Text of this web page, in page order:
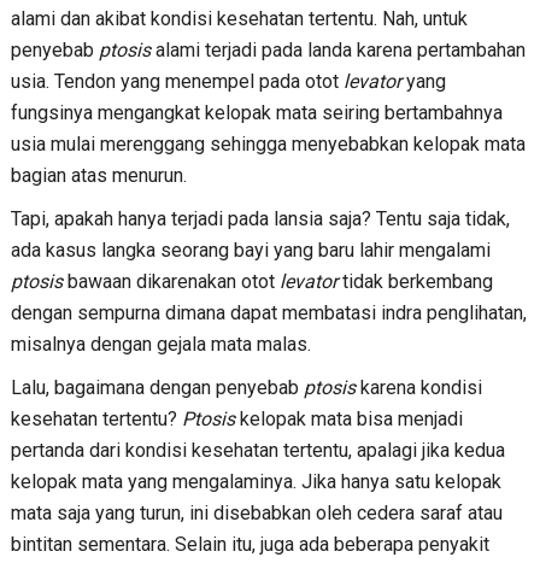
alami dan akibat kondisi kesehatan tertentu. Nah, untuk
penyebab ptosisalami terjadi pada landa karena pertambahan
usia. Tendon yang menempel pada otot levatoryang
fungsinya mengangkat kelopak mata seiring bertambahnya
usia mulai merenggang sehingga menyebabkan kelopak mata
bagian atas menurun.
Tapi, apakah hanya terjadi pada lansia saja? Tentu saja tidak,
ada kasus langka seorang bayi yang baru lahir mengalami
ptosisbawaan dikarenakan otot levatortidak berkembang
dengan sempurna dimana dapat membatasi indra penglihatan,
misalnya dengan gejala mata malas.
Lalu, bagaimana dengan penyebab ptosiskarena kondisi
kesehatan tertentu? Ptosiskelopak mata bisa menjadi
pertanda dari kondisi kesehatan tertentu, apalagi jika kedua
kelopak mata yang mengalaminya. Jika hanya satu kelopak
mata saja yang turun, ini disebabkan oleh cedera saraf atau
bintitan sementara. Selain itu, juga ada beberapa penyakit